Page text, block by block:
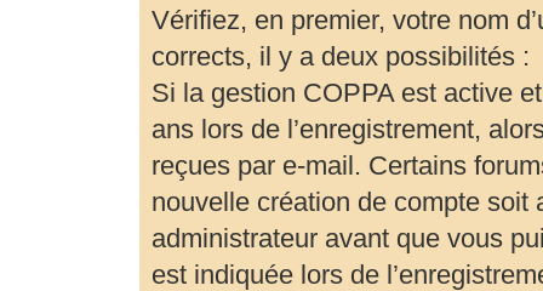
Vérifiez, en premier, votre nom
corrects, il y a deux possibilités :
Si la gestion COPPA est active
ans lors de l’enregistrement,
reçues par e-mail. Certains
nouvelle création de compte soit
administrateur avant que vous
est indiquée lors de